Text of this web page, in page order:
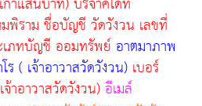
พิราม ชื่อบัญชี วัดวังวน เลขที่
ภทบัญชี ออมทรัพย์อาตมาภาพ
( เจ้าอาวาสวัดวังวน) เบอร์
าอาวาสวัดวังวน)อีเมล์